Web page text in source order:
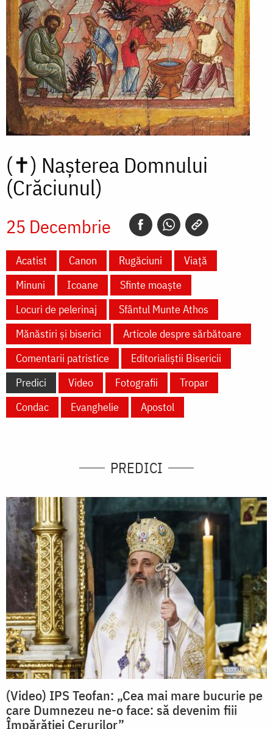
(✝) Nașterea Domnului
(Crăciunul)
25 Decembrie
Acatist Canon Rugăciuni
Viață
Minuni
Icoane
Sfinte moaște
Locuri de pelerinaj
Sfântul Munte Athos
Mănăstiri și biserici
Articole despre sărbătoare
Comentarii patristice
Editorialiștii Bisericii
Predici
Video Fotografii
Tropar
Condac
Evanghelie Apostol
PREDICI
(Video) IPS Teofan: „Cea mai mare bucurie pe
care Dumnezeu ne-o face: să devenim fiii
Împărăției Cerurilor”